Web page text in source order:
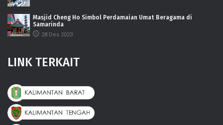
Masjid Cheng Ho Simbol Perdamaian Umat Beragama di
Samarinda
28 Des 2023
LINK TERKAIT